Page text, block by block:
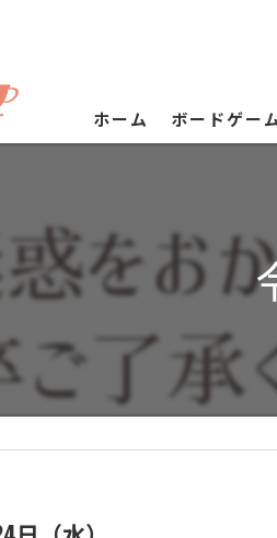
ホーム ボードゲー